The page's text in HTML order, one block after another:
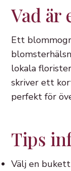
Vad är
Ett
lokala
skriver ett
perfekt för
Tips
Välj en